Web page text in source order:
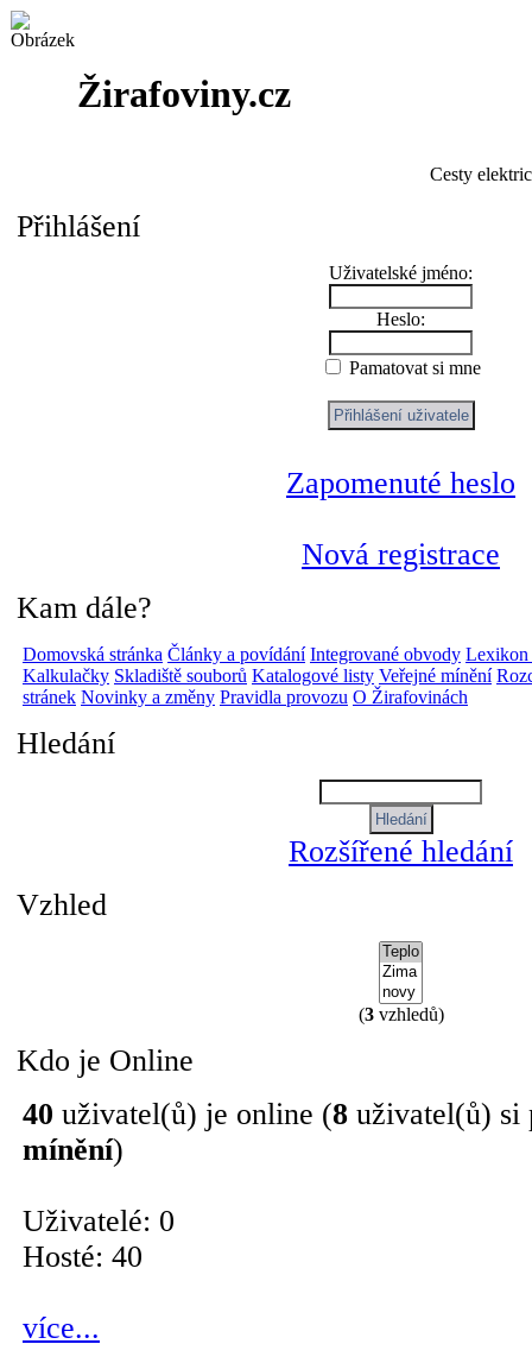
Žirafoviny.cz
Cesty
Přihlášení
Uživatelské jméno:
Heslo:
Pamatovat si mne
Zapomenuté heslo
Nová registrace
Kam dále?
Domovská stránka Články a povídání Integrované obvody Lexikon
Kalkulačky Skladiště souborů Katalogové listy Veřejné mínění
stránek Novinky a změny Pravidla provozu O Žirafovinách
Hledání
Rozšířené hledání
Vzhled
(3vzhledů)
Kdo je Online
40 uživatel(ů) je online (8 uživatel(ů)
mínění)
Uživatelé: 0
Hosté: 40
více...